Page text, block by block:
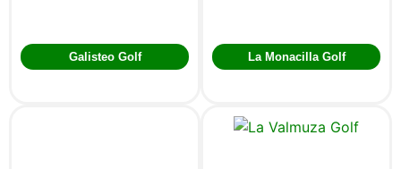
Galisteo Golf La Monacilla Golf